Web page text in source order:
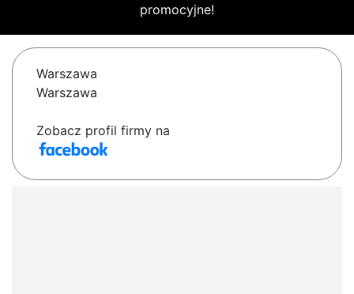
promocyjne!
Warszawa
Warszawa
Zobacz profil firmy na